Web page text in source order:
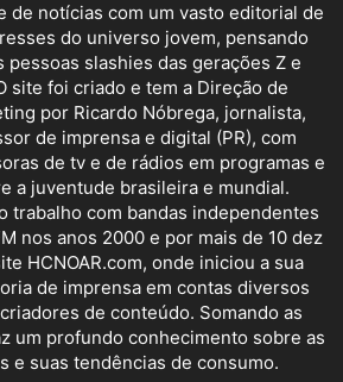
de notícias com um vasto editorial de
do universo jovem, pensando
pessoas slashies das gerações Z e
site foi criado e tem a Direção de
por Ricardo Nóbrega, jornalista,
de imprensa e digital (PR), com
de tv e de rádios em programas e
a juventude brasileira e mundial.
trabalho com bandas independentes
nos anos 2000 e por mais de 10 dez
HCNOAR.com, onde iniciou a sua
de imprensa em contas diversos
de conteúdo. Somando as
um profundo conhecimento sobre as
e suas tendências de consumo.